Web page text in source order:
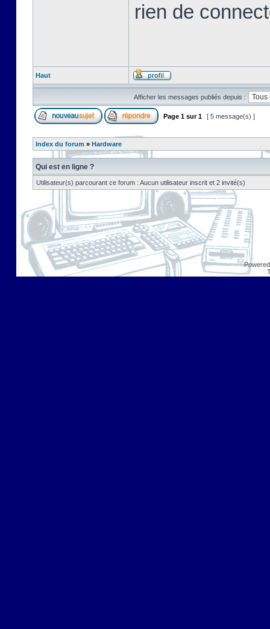
rien de
Haut
Afficher les messages publiés depuis :
Page 1 sur1 [ 5 message(s) ]
Index du forum » Hardware
Qui est en ligne ?
Utilisateur(s) parcourant ce forum : Aucun utilisateur inscrit et 2 invité(s)